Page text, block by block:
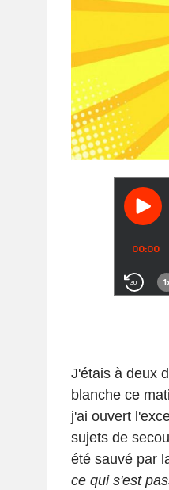
J'étais à deux
blanche ce
j'ai ouvert
sujets de
été sauvé par
ce qui s'est